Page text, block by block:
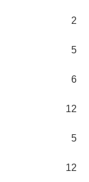
2
5
6
12
5
12